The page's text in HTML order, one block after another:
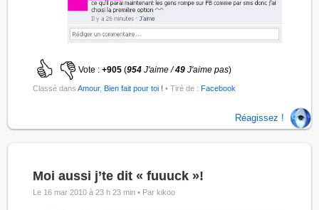
Vote :+905 (954J'aime /49 J'aime pas)
Classé dansAmour,Bien fait pour toi ! • Tiré de :Facebook
Réagissez !
Moi aussi j’te dit « fuuuck »!
Le 16 mar 2010 à 23 h 23 min • Par kikoo